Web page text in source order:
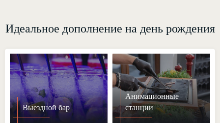
Идеальное дополнение на день рождения
Выездной бар
Анимационные
станции